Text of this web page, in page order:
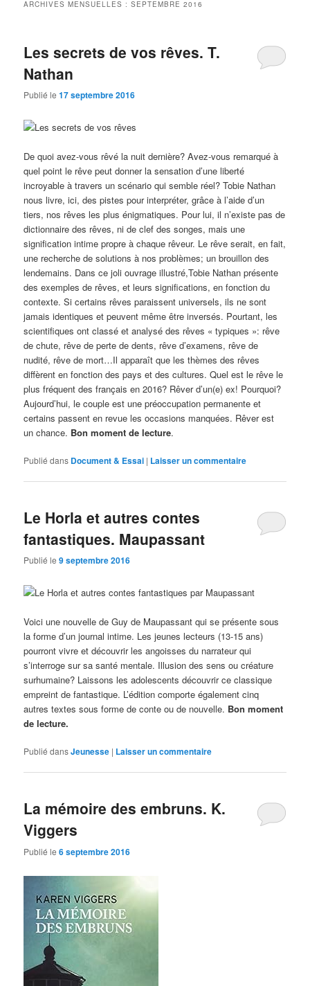
ARCHIVES MENSUELLES :SEPTEMBRE 2016
Les secrets de vos rêves. T.
Nathan
Publié le17 septembre 2016
De quoi avez-vous rêvé la nuit dernière? Avez-vous remarqué à
quel point le rêve peut donner la sensation d’une liberté
incroyable à travers un scénario qui semble réel? Tobie Nathan
nous livre, ici, des pistes pour interpréter, grâce à l’aide d’un
tiers, nos rêves les plus énigmatiques. Pour lui, il n’existe pas de
dictionnaire des rêves, ni de clef des songes, mais une
signification intime propre à chaque rêveur. Le rêve serait, en fait,
une recherche de solutions à nos problèmes; un brouillon des
lendemains. Dans ce joli ouvrage illustré,Tobie Nathan présente
des exemples de rêves, et leurs significations, en fonction du
contexte. Si certains rêves paraissent universels, ils ne sont
jamais identiques et peuvent même être inversés. Pourtant, les
scientifiques ont classé et analysé des rêves « typiques »: rêve
de chute, rêve de perte de dents, rêve d’examens, rêve de
nudité, rêve de mort…Il apparaît que les thèmes des rêves
diffèrent en fonction des pays et des cultures. Quel est le rêve le
plus fréquent des français en 2016? Rêver d’un(e) ex! Pourquoi?
Aujourd’hui, le couple est une préoccupation permanente et
certains passent en revue les occasions manquées. Rêver est
un chance. Bon moment de lecture.
Publié dans Document & Essai | Laisser un commentaire
Le Horla et autres contes
fantastiques. Maupassant
Publié le9 septembre 2016
Voici une nouvelle de Guy de Maupassant qui se présente sous
la forme d’un journal intime. Les jeunes lecteurs (13-15 ans)
pourront vivre et découvrir les angoisses du narrateur qui
s’interroge sur sa santé mentale. Illusion des sens ou créature
surhumaine? Laissons les adolescents découvrir ce classique
empreint de fantastique. L’édition comporte également cinq
autres textes sous forme de conte ou de nouvelle. Bon moment
de lecture.
Publié dansJeunesse | Laisser un commentaire
La mémoire des embruns. K.
Viggers
Publié le6 septembre 2016